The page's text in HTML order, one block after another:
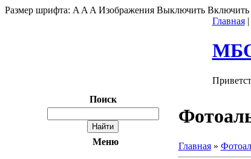
Размер шрифта: A A A Изображения Выключить Включить
Главная|
Поиск
Меню Главная»